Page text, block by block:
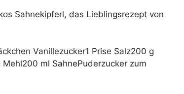
Sahnekipferl, das Lieblingsrezept von
Vanillezucker1 Prise Salz200 g
ml SahnePuderzucker zum